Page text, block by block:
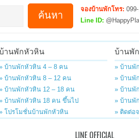
จองบ้านพักโทร:
Line ID:
านพักหัวหิน
บ้านพักหัวหิน 4 – 8 คน
บ้านพักหัวหิน 8 – 12 คน
บ้านพักหัวหิน 12 – 18 คน
บ้านพักหัวหิน 18 คน ขึ้นไป
โปรโมชั่นบ้านพักหัวหิน
บ้านพั
» บ้านพั
» บ้านพั
» บ้านพั
» บ้านพั
» ติดต่อ
LINE OFFICIAL